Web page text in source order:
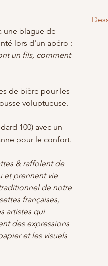
une blague de
lors d'un apéro :
un fils, comment
de bière pour les
voluptueuse.
100) avec un
pour le confort.
& raffolent de
et prennent vie
de notre
françaises,
artistes qui
des expressions
et les visuels
18%